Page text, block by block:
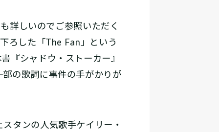
詳しいのでご参照いただく
ろした「The Fan」という
『シャドウ・ストーカー』
の歌詞に事件の手がかりが
タンの人気歌手ケイリー・